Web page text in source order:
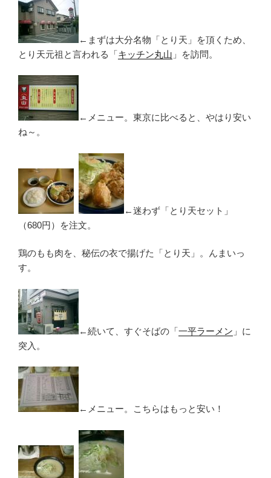
←まずは大分名物「とり天」を頂くため、
とり天元祖と言われる「キッチン丸山 」を訪問。
←メニュー。東京に比べると、やはり安い
ね～。
←迷わず「とり天セット」
（680円）を注文。
鶏のもも肉を、秘伝の衣で揚げた「とり天」。んまいっ
す。
←続いて、すぐそばの「一平ラーメン 」に
突入。
←メニュー。こちらはもっと安い！